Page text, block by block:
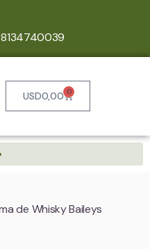
USD0,00 0
de Whisky Baileys